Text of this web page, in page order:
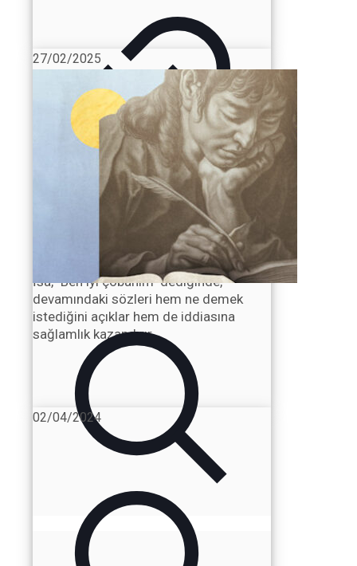
22/07/2025
İsa Nasıl İyi Çobandır?
İsa, "Ben iyi çobanım" dediğinde,
devamındaki sözleri hem ne demek
istediğini açıklar hem de iddiasına
sağlamlık kazandırır.
27/02/2025
02/04/2024